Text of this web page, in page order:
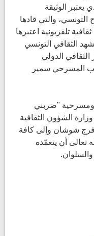
كبيرة في صياغة بيان 11 الذي يعتبر الوثيقة
والتي قادها
تلفزيونية اعتبرها
الثقافي التونسي
الدولي
المسرحي سمير
"ضربني
الشؤون الثقافية
فرج شوشان وإلى كافة
تعالى أن يتغمّده